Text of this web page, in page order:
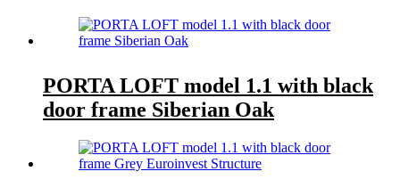
PORTA LOFT model 1.1 with black
door frame Siberian Oak